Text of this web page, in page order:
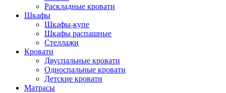
Раскладные кровати
Шкафы
Шкафы-купе
Шкафы распашные
Стеллажи
Кровати
Двуспальные кровати
Односпальные кровати
Детские кровати
Матрасы